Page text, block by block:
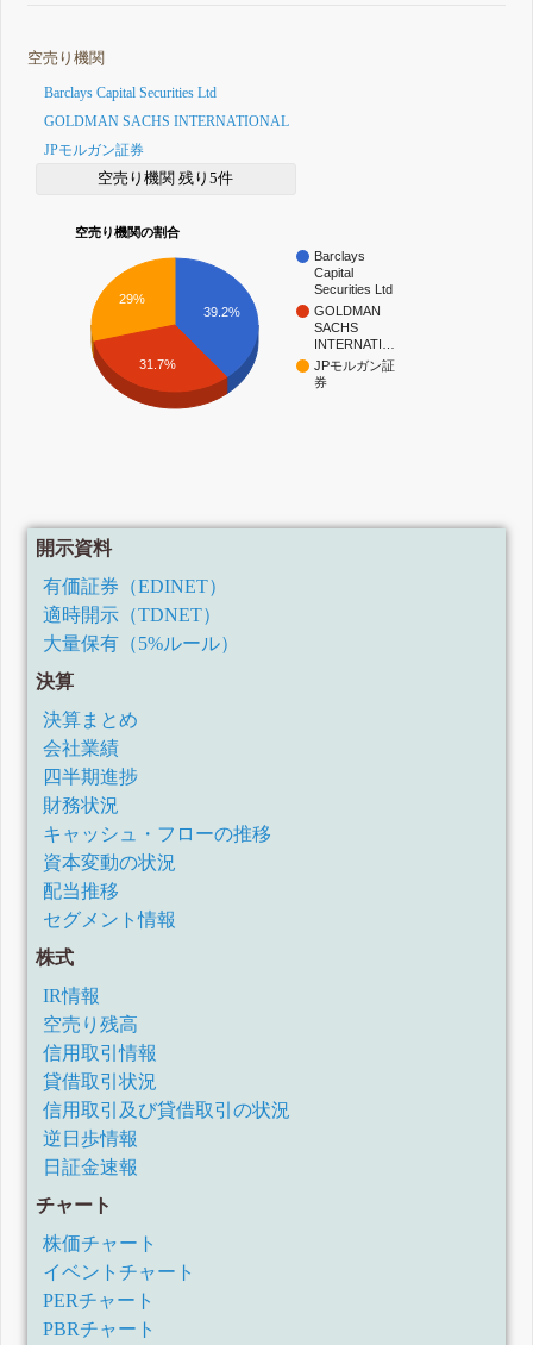
空売り機関
Barclays Capital Securities Ltd
GOLDMAN SACHS INTERNATIONAL
JPモルガン証券
空売り機関 残り5件
空売り機関の割合
Barclays
Capital
Securities Ltd
GOLDMAN
SACHS
INTERNATI…
JPモルガン証
券
39.2%
29%
31.7%
開示資料
有価証券（EDINET）
適時開示（TDNET）
大量保有（5%ルール）
決算
決算まとめ
会社業績
四半期進捗
財務状況
キャッシュ・フローの推移
資本変動の状況
配当推移
セグメント情報
株式
IR情報
空売り残高
信用取引情報
貸借取引状況
信用取引及び貸借取引の状況
逆日歩情報
日証金速報
チャート
株価チャート
イベントチャート
PERチャート
PBRチャート